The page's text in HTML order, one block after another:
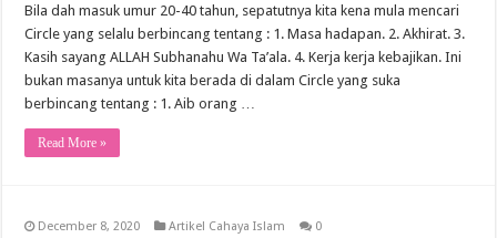
Bila dah masuk umur 20-40 tahun, sepatutnya kita kena mula mencari
Circle yang selalu berbincang tentang : 1. Masa hadapan. 2. Akhirat. 3.
Kasih sayang ALLAH Subhanahu Wa Ta’ala. 4. Kerja kerja kebajikan. Ini
bukan masanya untuk kita berada di dalam Circle yang suka
berbincang tentang : 1. Aib orang …
Read More »
December 8, 2020 Artikel Cahaya Islam 0